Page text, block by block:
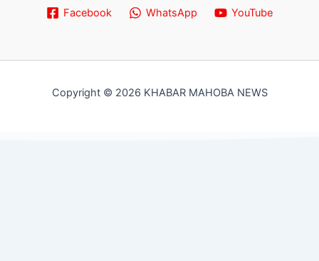
Facebook WhatsApp YouTube
Copyright © 2026 KHABAR MAHOBA NEWS